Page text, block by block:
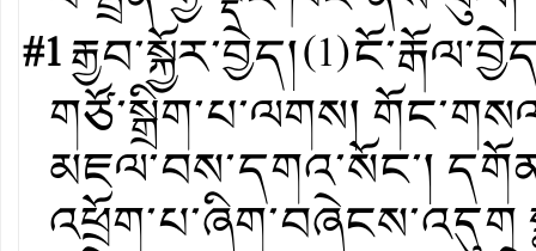
#1རྒྱབ་སྐྱོར་བྱེད།(1)
གཙོ་སྒྲིག་པ་ལགས།
མཇལ་བས་དགའ་སོང་།
འཕྲོག་པ་ཞིག་བཞེངས་འདུག